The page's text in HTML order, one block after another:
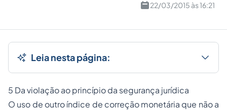
22/03/2015 às 16:21
Leia nesta página:
5 Da violação ao princípio da segurança jurídica
O uso de outro índice de correção monetária que não a